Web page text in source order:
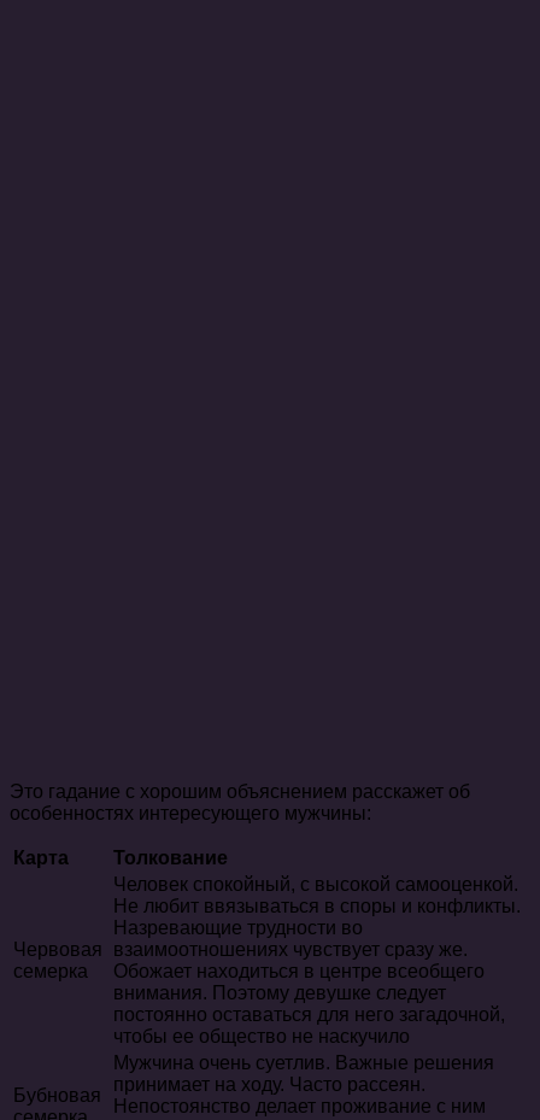
Это гадание с хорошим объяснением расскажет об
особенностях интересующего мужчины:
Карта Толкование
Червовая
семерка
Человек спокойный, с высокой самооценкой.
Не любит ввязываться в споры и конфликты.
Назревающие трудности во
взаимоотношениях чувствует сразу же.
Обожает находиться в центре всеобщего
внимания. Поэтому девушке следует
постоянно оставаться для него загадочной,
чтобы ее общество не наскучило
Бубновая
Мужчина очень суетлив. Важные решения
принимает на ходу. Часто рассеян.
Непостоянство делает проживание с ним